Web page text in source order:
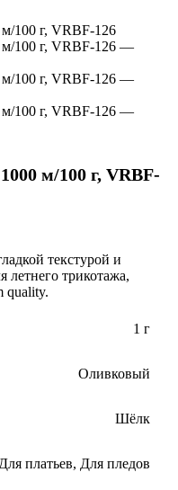
м/100 г, VRBF-
текстурой и
летнего трикотажа,
quality.
1 г
Оливковый
Шёлк
Для платьев, Для пледов